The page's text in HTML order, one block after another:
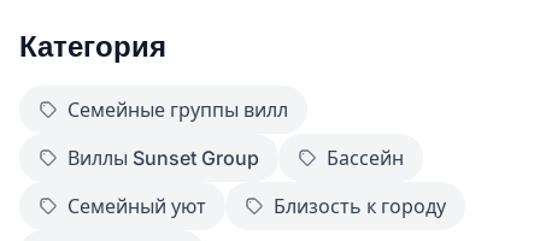
Категория
Семейные группы вилл
Виллы Sunset Group
Бассейн
Семейный уют
Близость к городу